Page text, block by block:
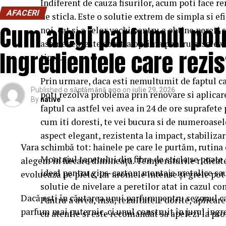
Indiferent de cauza fisurilor, acum poti face
de sticla. Este o solutie extrem de simpla si
noi, cat si a celor vechi pentru a obtine pereti
asemenea, este solutia optima pentru
timp.
Prin urmare, daca esti nemultumit de faptul
poti rezolva problema prin renovare si
faptul ca astfel vei avea in 24 de ore
cum iti doresti, te vei bucura si de
aspect elegant, rezistenta la impact,
Montajul tapetului din fibra de sticla se
ideal pentru gips-carton, montaje metalice
solutie de nivelare a peretilor atat in cazul
Pentru a avea, insa, rezultatele dorite,
cu atentie si este recomandat sa apelezi la
AFACERI
Cum alegi parfumul
Ingredientele care
Published o săptămână ago on iulie 29, 2026
By native
Vara schimbă tot: hainele pe care le purtăm,
alegem în fiecare dimineață. Temperaturile
evoluează pe piele, iar aromele intense și grele
Dacă ești în căutarea unui parfum pentru sezonul
parfum mai puternic, ci unul construit în jurul